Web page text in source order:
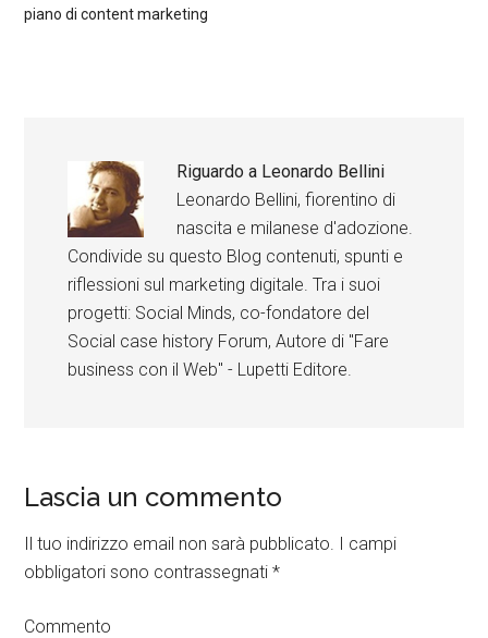
piano di content marketing
Riguardo a Leonardo Bellini
Leonardo Bellini, fiorentino di
nascita e milanese d'adozione.
Condivide su questo Blog contenuti, spunti e
riflessioni sul marketing digitale. Tra i suoi
progetti: Social Minds, co-fondatore del
Social case history Forum, Autore di "Fare
business con il Web" - Lupetti Editore.
Lascia un commento
Il tuo indirizzo email non sarà pubblicato. I campi
obbligatori sono contrassegnati*
Commento